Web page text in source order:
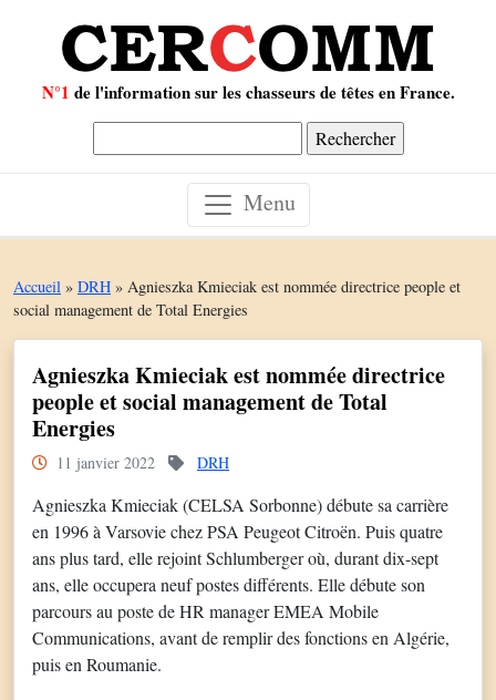
N°1 de l'information sur les chasseurs de têtes en France.
Menu
Accueil » DRH » Agnieszka Kmieciak est nommée directrice people et
social management de Total Energies
Agnieszka Kmieciak est nommée directrice
people et social management de Total
Energies
11 janvier 2022 DRH
Agnieszka Kmieciak (CELSA Sorbonne) débute sa carrière
en 1996 à Varsovie chez PSA Peugeot Citroën. Puis quatre
ans plus tard, elle rejoint Schlumberger où, durant dix-sept
ans, elle occupera neuf postes différents. Elle débute son
parcours au poste de HR manager EMEA Mobile
Communications, avant de remplir des fonctions en Algérie,
puis en Roumanie.